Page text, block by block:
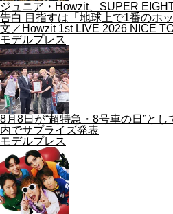
ジュニア・Howzit、SUPER
告白 目指すは「地球上で1番のホ
文／Howzit 1st LIVE 2026 NICE TO
モデルプレス
8月8日が“超特急・8号車の日”と
内でサプライズ発表
モデルプレス